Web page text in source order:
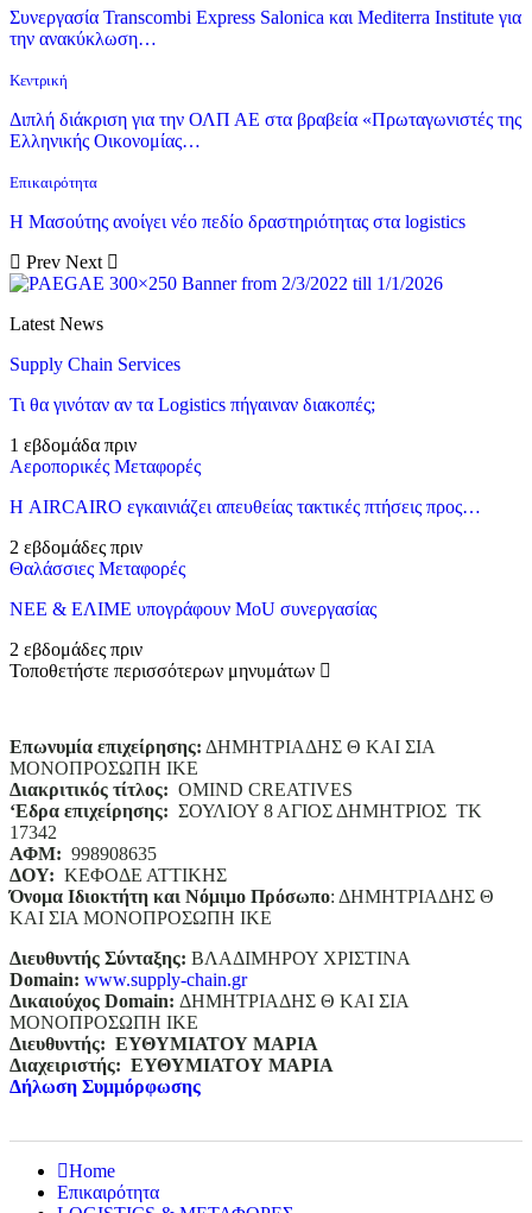
Συνεργασία Transcombi Express Salonica και Mediterra Institute για
την ανακύκλωση…
Κεντρική
Διπλή διάκριση για την ΟΛΠ ΑΕ στα βραβεία «Πρωταγωνιστές της
Ελληνικής Οικονομίας…
Επικαιρότητα
Η Μασούτης ανοίγει νέο πεδίο δραστηριότητας στα logistics
Prev Next
Latest News
Supply Chain Services
Τι θα γινόταν αν τα Logistics πήγαιναν διακοπές;
1 εβδομάδα πριν
Αεροπορικές Μεταφορές
Η AIRCAIRO εγκαινιάζει απευθείας τακτικές πτήσεις προς…
2 εβδομάδες πριν
Θαλάσσιες Μεταφορές
ΝΕΕ & ΕΛΙΜΕ υπογράφουν MoU συνεργασίας
2 εβδομάδες πριν
Τοποθετήστε περισσότερων μηνυμάτων
Επωνυμία επιχείρησης: ΔΗΜΗΤΡΙΑΔΗΣ Θ ΚΑΙ ΣΙΑ
ΜΟΝΟΠΡΟΣΩΠΗ ΙΚΕ
Διακριτικός τίτλος: ΟΜΙΝD CREATIVES
‘Eδρα επιχείρησης: ΣΟΥΛΙΟΥ 8 ΑΓΙΟΣ ΔΗΜΗΤΡΙΟΣ ΤΚ
17342
ΑΦΜ: 998908635
ΔΟΥ: ΚΕΦΟΔΕ ΑΤΤΙΚΗΣ
Όνομα Ιδιοκτήτη και Νόμιμο Πρόσωπο: ΔΗΜΗΤΡΙΑΔΗΣ Θ
ΚΑΙ ΣΙΑ ΜΟΝΟΠΡΟΣΩΠΗ ΙΚΕ
Διευθυντής Σύνταξης: ΒΛΑΔΙΜΗΡΟΥ ΧΡΙΣΤΙΝΑ
Domain: www.supply-chain.gr
Δικαιούχος Domain: ΔΗΜΗΤΡΙΑΔΗΣ Θ ΚΑΙ ΣΙΑ
ΜΟΝΟΠΡΟΣΩΠΗ ΙΚΕ
Διευθυντής: ΕΥΘΥΜΙΑΤΟΥ ΜΑΡΙΑ
Διαχειριστής: ΕΥΘΥΜΙΑΤΟΥ ΜΑΡΙΑ
Δήλωση Συμμόρφωσης
Home
Επικαιρότητα